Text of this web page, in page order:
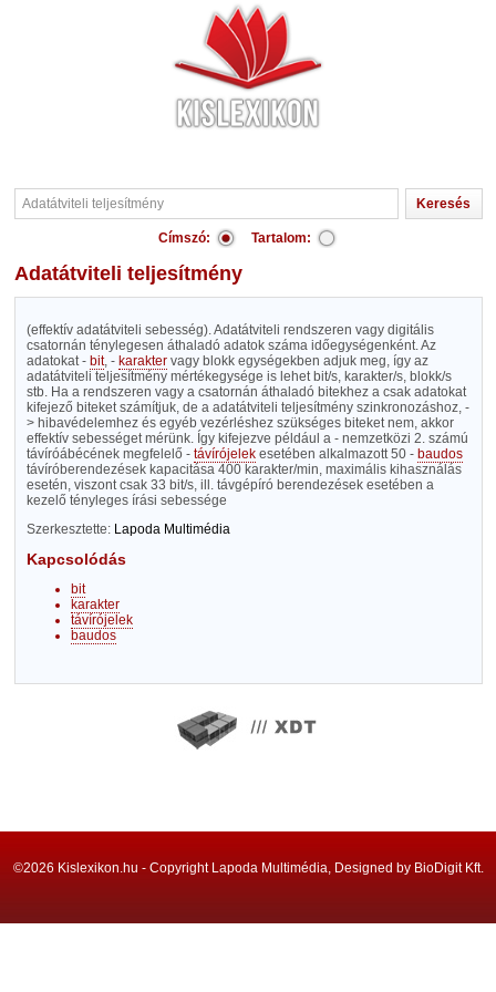
Címszó: Tartalom:
Adatátviteli teljesítmény
(effektív adatátviteli sebesség). Adatátviteli rendszeren vagy digitális
csatornán ténylegesen áthaladó adatok száma időegységenként. Az
adatokat - bit, - karaktervagy blokk egységekben adjuk meg, így az
adatátviteli teljesítmény mértékegysége is lehet bit/s, karakter/s, blokk/s
stb. Ha a rendszeren vagy a csatornán áthaladó bitekhez a csak adatokat
kifejező biteket számítjuk, de a adatátviteli teljesítmény szinkronozáshoz, -
> hibavédelemhez és egyéb vezérléshez szükséges biteket nem, akkor
effektív sebességet mérünk. Így kifejezve például a - nemzetközi 2. számú
távíróábécének megfelelő - távírójelekesetében alkalmazott 50 - baudos
távíróberendezések kapacitása 400 karakter/min, maximális kihasználás
esetén, viszont csak 33 bit/s, ill. távgépíró berendezések esetében a
kezelő tényleges írási sebessége
Szerkesztette: Lapoda Multimédia
Kapcsolódás
bit
karakter
távírójelek
baudos
©2026 Kislexikon.hu - Copyright Lapoda Multimédia, Designed by BioDigit Kft.